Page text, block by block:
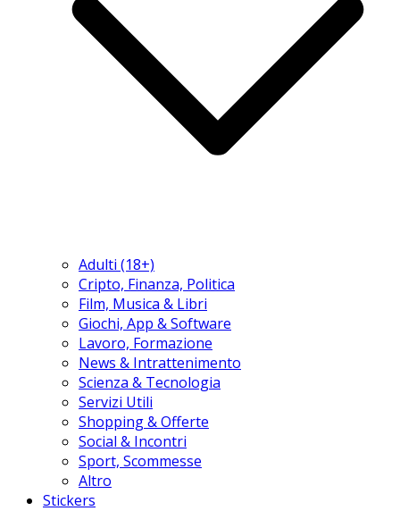
Adulti (18+)
Cripto, Finanza, Politica
Film, Musica & Libri
Giochi, App & Software
Lavoro, Formazione
News & Intrattenimento
Scienza & Tecnologia
Servizi Utili
Shopping & Offerte
Social & Incontri
Sport, Scommesse
Altro
Stickers